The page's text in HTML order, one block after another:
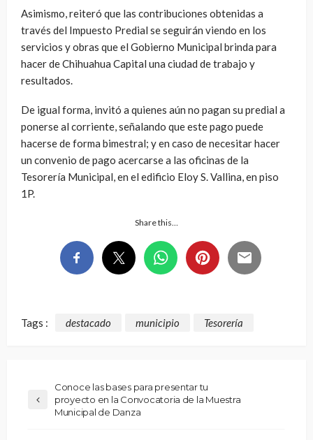
Asimismo, reiteró que las contribuciones obtenidas a
través del Impuesto Predial se seguirán viendo en los
servicios y obras que el Gobierno Municipal brinda para
hacer de Chihuahua Capital una ciudad de trabajo y
resultados.
De igual forma, invitó a quienes aún no pagan su predial a
ponerse al corriente, señalando que este pago puede
hacerse de forma bimestral; y en caso de necesitar hacer
un convenio de pago acercarse a las oficinas de la
Tesorería Municipal, en el edificio Eloy S. Vallina, en piso
1P.
Share this…
Tags : destacado municipio Tesorería
Conoce las bases para presentar tu
proyecto en la Convocatoria de la Muestra
Municipal de Danza